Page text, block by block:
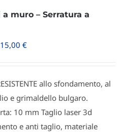
muro – Serratura a
€Fascia
da
267,18 €
a
915,00 €
allo sfondamento, al
e grimaldello bulgaro.
10 mm Taglio laser 3d
e anti taglio, materiale